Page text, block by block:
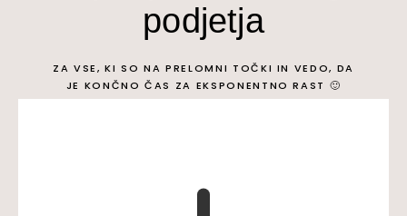
podjetja
ZA VSE, KI SO NA PRELOMNI TOČKI IN VEDO, DA
JE KONČNO ČAS ZA EKSPONENTNO RAST 🙂